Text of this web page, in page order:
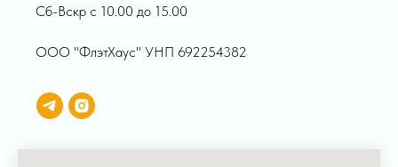
Сб-Вскр с 10.00 до 15.00
ООО "ФлэтХаус" УНП 692254382